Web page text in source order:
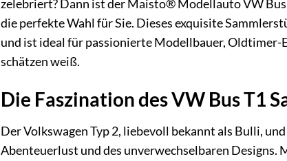
zelebriert? Dann ist der Maisto® Modellauto VW
die perfekte Wahl für Sie. Dieses exquisite
und ist ideal für passionierte Modellbauer, Oldtimer-
schätzen weiß.
Die Faszination des VW Bus T1
Der Volkswagen Typ 2, liebevoll bekannt als Bulli,
Abenteuerlust und des unverwechselbaren